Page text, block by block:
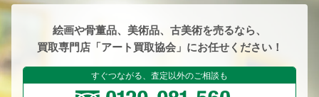
絵画や骨董品、美術品、古美術を売るなら、
買取専門店「アート買取協会」にお任せください！
すぐつながる、査定以外のご相談も